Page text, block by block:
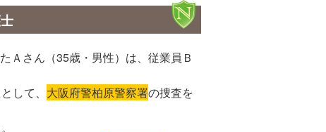
Ａさん（35歳・男性）は、従業員Ｂ
して、 大阪府警柏原警察署の捜査を